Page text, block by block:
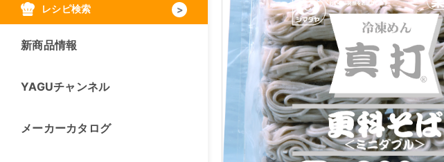
レシピ検索
新商品情報
YAGUチャンネル
メーカーカタログ